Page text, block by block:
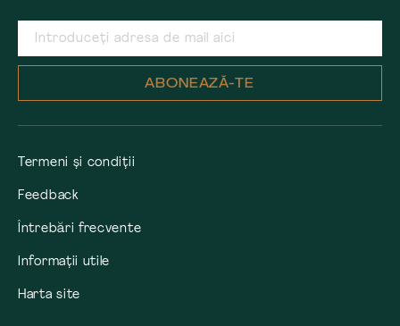
ABONEAZĂ-TE
Termeni și condiții
Feedback
Întrebări frecvente
Informații utile
Harta site